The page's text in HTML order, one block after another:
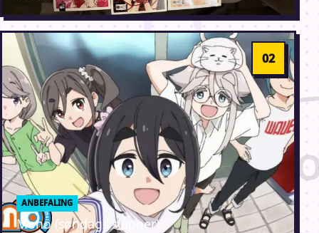
ANBEFALING
Mono (søndags slapper)